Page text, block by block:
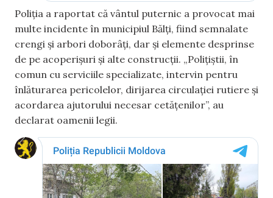
Poliția a raportat că vântul puternic a provocat mai
multe incidente în municipiul Bălți, fiind semnalate
crengi și arbori doborâți, dar și elemente desprinse
de pe acoperișuri și alte construcții. „Polițiștii, în
comun cu serviciile specializate, intervin pentru
înlăturarea pericolelor, dirijarea circulației rutiere și
acordarea ajutorului necesar cetățenilor”, au
declarat oamenii legii.